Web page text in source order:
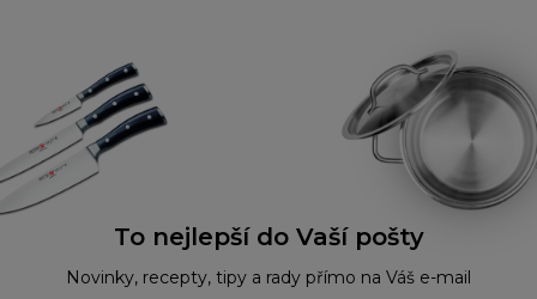
To nejlepší do Vaší pošty
Novinky, recepty, tipy a rady přímo na Váš e-mail